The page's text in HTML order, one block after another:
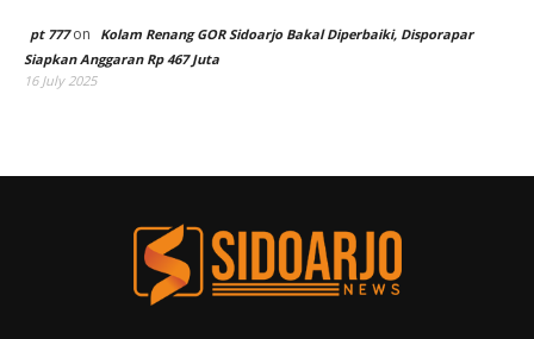
pt 777on
Kolam Renang GOR Sidoarjo Bakal Diperbaiki, Disporapar
Siapkan Anggaran Rp 467 Juta
16 July 2025